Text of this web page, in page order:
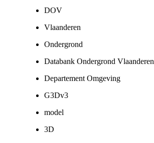
DOV
Vlaanderen
Ondergrond
Databank Ondergrond Vlaanderen
Departement Omgeving
G3Dv3
model
3D